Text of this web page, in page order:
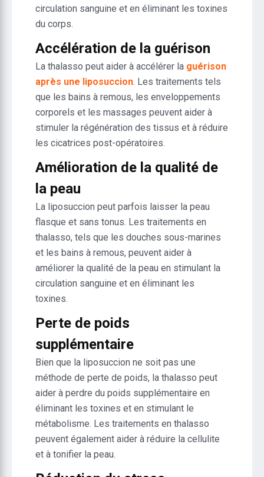
circulation sanguine et en éliminant les toxines
du corps.
Accélération de la guérison
La thalasso peut aider à accélérer la guérison
après une liposuccion. Les traitements tels
que les bains à remous, les enveloppements
corporels et les massages peuvent aider à
stimuler la régénération des tissus et à réduire
les cicatrices post-opératoires.
Amélioration de la qualité de
la peau
La liposuccion peut parfois laisser la peau
flasque et sans tonus. Les traitements en
thalasso, tels que les douches sous-marines
et les bains à remous, peuvent aider à
améliorer la qualité de la peau en stimulant la
circulation sanguine et en éliminant les
toxines.
Perte de poids
supplémentaire
Bien que la liposuccion ne soit pas une
méthode de perte de poids, la thalasso peut
aider à perdre du poids supplémentaire en
éliminant les toxines et en stimulant le
métabolisme. Les traitements en thalasso
peuvent également aider à réduire la cellulite
et à tonifier la peau.